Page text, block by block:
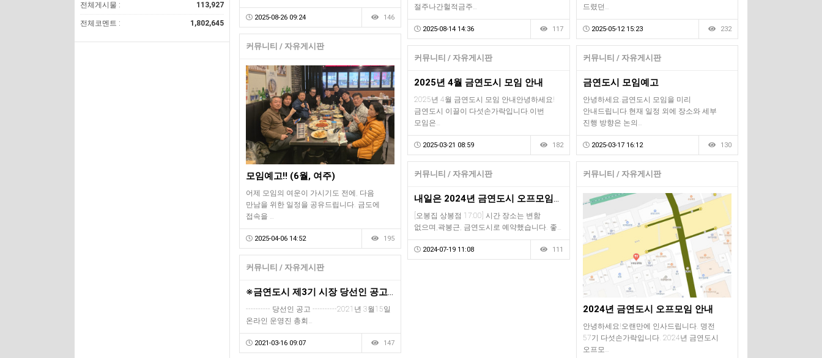
전체게시물 : 113,927
전체코멘트 : 1,802,645
2025-08-26 09:24 146
절주나간헐적금주…
2025-08-14 14:36 117
드렸던…
2025-05-12 15:23 232
커뮤니티 / 자유게시판
모임예고!! (6월, 여주)
어제 모임의 여운이 가시기도 전에, 다음
만남을 위한 일정을 공유드립니다. 금도에
접속을 …
2025-04-06 14:52 195
커뮤니티 / 자유게시판
2025년 4월 금연도시 모임 안내
2025년 4월 금연도시 모임 안내안녕하세요!
금연도시 이끌이 다섯손가락입니다.이번
모임은…
2025-03-21 08:59 182
커뮤니티 / 자유게시판
금연도시 모임예고
안녕하세요.금연도시 모임을 미리
안내드립니다.현재 일정 외에 장소와 세부
진행 방향은 논의…
2025-03-17 16:12 130
커뮤니티 / 자유게시판
내일은 2024년 금연도시 오프모임이 있는 날입니다.
[오봉집 상봉점 17:00] 시간 장소는 변함
없으며,곽봉근, 금연도시로 예약했습니다. 좋…
2024-07-19 11:08 111
커뮤니티 / 자유게시판
2024년 금연도시 오프모임 안내
안녕하세요!오랜만에 인사드립니다. 명전
57기 다섯손가락입니다. 2024년 금연도시
오프모…
커뮤니티 / 자유게시판
※금연도시 제3기 시장 당선인 공고※
---------- 당선인 공고 ----------2021년 3월15일
온라인 운영진 총회…
2021-03-16 09:07 147